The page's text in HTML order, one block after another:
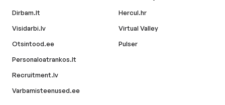
Dirbam.lt
Visidarbi.lv
Otsintood.ee
Personaloatrankos.lt
Recruitment.lv
Varbamisteenused.ee
Hercul.hr
Virtual Valley
Pulser